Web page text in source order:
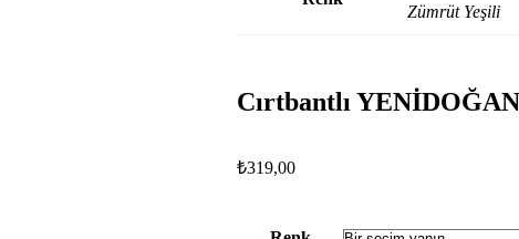
Zümrüt Yeşili
Cırtbantlı
₺319,00